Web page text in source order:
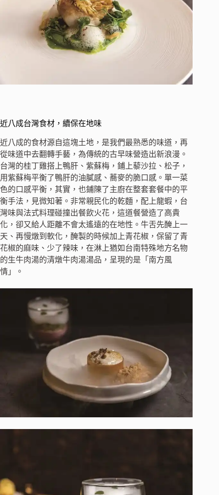
近八成台灣食材，續保在地味
近八成的食材源自這塊土地，是我們最熟悉的味道，再
從味道中去翻轉手藝，為傳統的古早味營造出新浪漫。
台灣的桂丁雞搭上鴨肝、紫蘇梅，鋪上藜沙拉、松子，
用紫蘇梅平衡了鴨肝的油膩感、蕎麥的脆口感。單一菜
色的口感平衡，其實，也鋪陳了主廚在整套套餐中的平
衡手法，見微知著。非常親民化的乾麵，配上龍蝦，台
灣味與法式料理碰撞出餐飲火花，這道餐營造了高貴
化，卻又給人距離不會太遙遠的在地性。牛舌先醃上一
天、再慢燉到軟化，醃製的時候加上青花椒，保留了青
花椒的麻味、少了辣味，在淋上猶如台南特殊地方名物
的生牛肉湯的清燉牛肉湯湯品，呈現的是「南方風
情」。